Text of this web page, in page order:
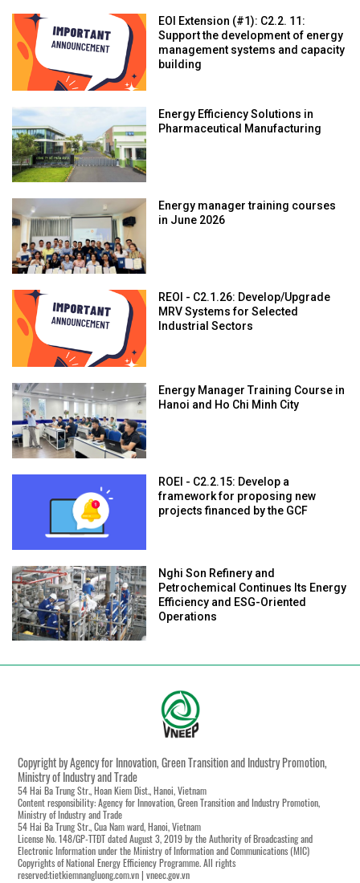
EOI Extension (#1): C2.2. 11:
Support the development of energy
management systems and capacity
building
Energy Efficiency Solutions in
Pharmaceutical Manufacturing
Energy manager training courses
in June 2026
REOI - C2.1.26: Develop/Upgrade
MRV Systems for Selected
Industrial Sectors
Energy Manager Training Course in
Hanoi and Ho Chi Minh City
ROEI - C2.2.15: Develop a
framework for proposing new
projects financed by the GCF
Nghi Son Refinery and
Petrochemical Continues Its Energy
Efficiency and ESG-Oriented
Operations
Copyright by Agency for Innovation, Green Transition and Industry Promotion,
Ministry of Industry and Trade
54 Hai Ba Trung Str., Hoan Kiem Dist., Hanoi, Vietnam
Content responsibility: Agency for Innovation, Green Transition and Industry Promotion,
Ministry of Industry and Trade
54 Hai Ba Trung Str., Cua Nam ward, Hanoi, Vietnam
License No. 148/GP-TTĐT dated August 3, 2019 by the Authority of Broadcasting and
Electronic Information under the Ministry of Information and Communications (MIC)
Copyrights of National Energy Efficiency Programme. All rights
reserved:tietkiemnangluong.com.vn | vneec.gov.vn